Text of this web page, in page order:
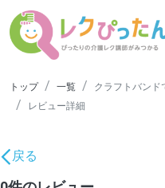
トップ 一覧
クラフトバンド
レビュー詳細
戻る